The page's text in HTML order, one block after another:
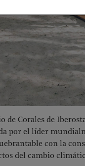
Corales de
por el líder
con la
del cambio